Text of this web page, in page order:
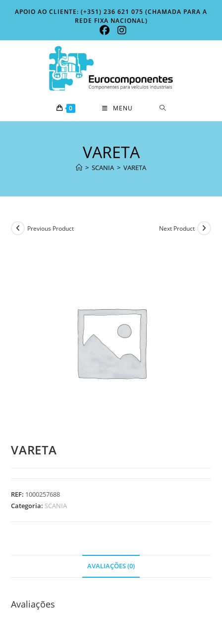
APOIO AO CLIENTE: (+351) 236 621 075 (CHAMADA PARA A
REDE FIXA NACIONAL)
0 MENU
VARETA
> SCANIA > VARETA
Previous Product Next Product
VARETA
REF: 1000257688
Categoria: SCANIA
AVALIAÇÕES (0)
Avaliações